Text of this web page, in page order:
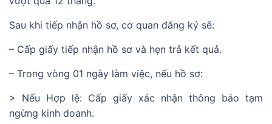
Sau khi tiếp nhận hồ sơ, cơ quan đăng ký sẽ:
– Cấp giấy tiếp nhận hồ sơ và hẹn trả kết quả.
– Trong vòng 01 ngày làm việc, nếu hồ sơ:
> Nếu Hợp lệ: Cấp giấy xác nhận thông báo tạm
ngừng kinh doanh.